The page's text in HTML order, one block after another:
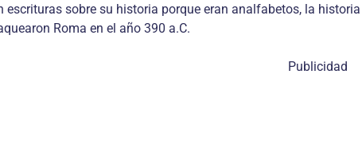
escrituras sobre su historia porque eran analfabetos, la
Roma en el año 390 a.C.
Publicidad